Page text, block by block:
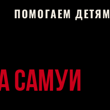
ПОМОГАЕМ ДЕТЯМ
САМУИ